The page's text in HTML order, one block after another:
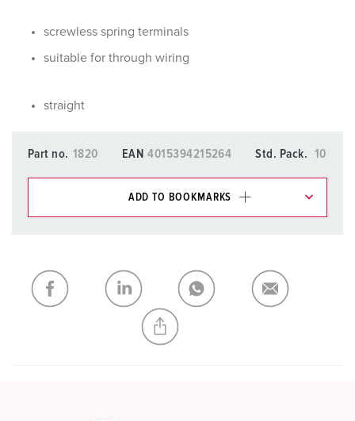
screwless spring terminals
suitable for through wiring
straight
Part no. 1820 EAN 4015394215264 Std. Pack. 10
ADD TO BOOKMARKS
My list ADD
CREATE A NEW LIST